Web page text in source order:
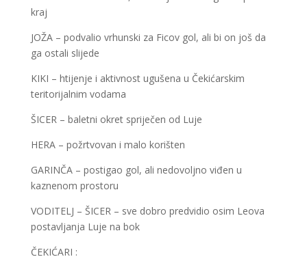
kraj
JOŽA – podvalio vrhunski za Ficov gol, ali bi on još da
ga ostali slijede
KIKI – htijenje i aktivnost ugušena u Čekićarskim
teritorijalnim vodama
ŠICER – baletni okret spriječen od Luje
HERA – požrtvovan i malo korišten
GARINČA – postigao gol, ali nedovoljno viđen u
kaznenom prostoru
VODITELJ – ŠICER – sve dobro predvidio osim Leova
postavljanja Luje na bok
ČEKIĆARI :